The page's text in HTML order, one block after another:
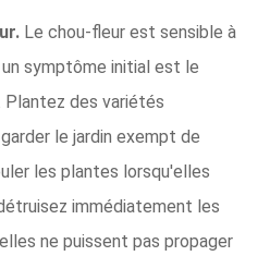
Le chou-fleur est sensible à
symptôme initial est le
Plantez des variétés
le jardin exempt de
les plantes lorsqu'elles
immédiatement les
ne puissent pas propager